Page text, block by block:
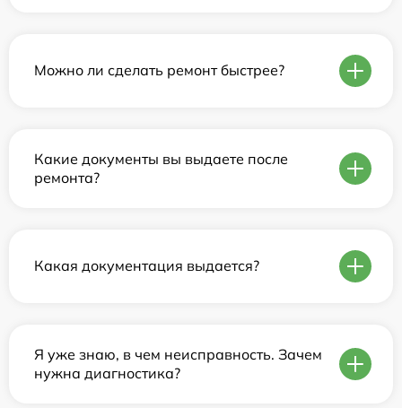
Можно ли сделать ремонт быстрее?
Какие документы вы выдаете после
ремонта?
Какая документация выдается?
Я уже знаю, в чем неисправность. Зачем
нужна диагностика?